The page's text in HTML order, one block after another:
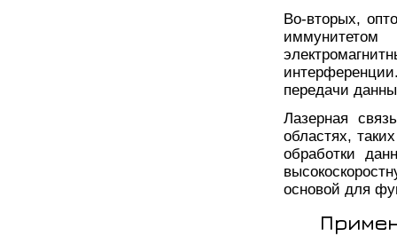
Во-вторых,
передачи
Лазерная
областях,
обработки
основой для